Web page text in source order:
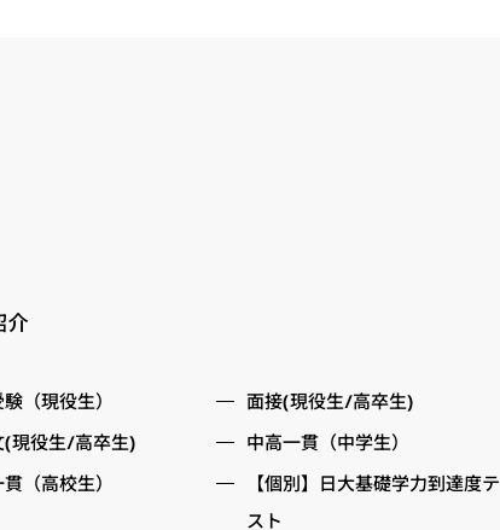
介
（現役生） 面接(現役生/高卒生)
(現役生/高卒生)
中高一貫（中学生）
（高校生）
【個別】日大基礎学力到達度テ
スト